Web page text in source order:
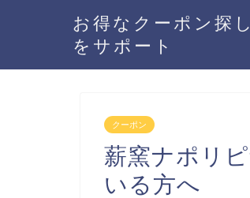
お得なクーポン探し
をサポート
クーポン
薪窯ナポリ
いる方へ